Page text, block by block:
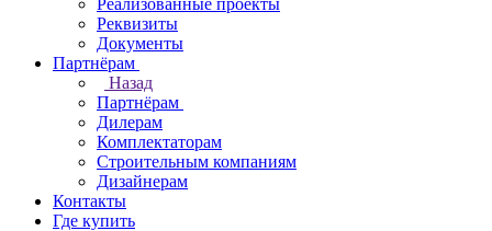
Реализованные проекты
Реквизиты
Документы
Партнёрам
Назад
Партнёрам
Дилерам
Комплектаторам
Строительным компаниям
Дизайнерам
Контакты
Где купить